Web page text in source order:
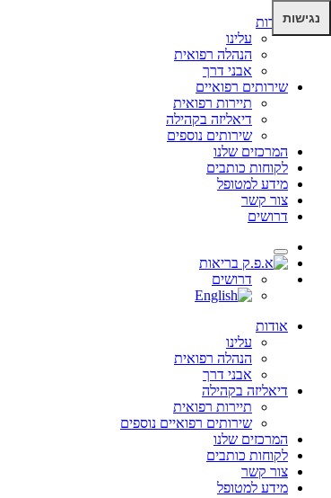
אודות
עלינו
הנהלה רפואית
אבני דרך
שירותים רפואיים
תיירות רפואית
דיאליזה בקהילה
שירותים נוספים
המרכזים שלנו
לקוחות כותבים
מידע למטופל
צור קשר
דרושים
דרושים
אודות
עלינו
הנהלה רפואית
אבני דרך
דיאליזה בקהילה
תיירות רפואית
שירותים רפואיים נוספים
המרכזים שלנו
לקוחות כותבים
צור קשר
מידע למטופל
נגישות